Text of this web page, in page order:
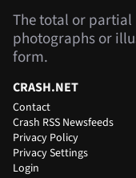
The total or
photographs or
form.
CRASH.NET
Contact
Crash RSS Newsfeeds
Privacy Policy
Privacy Settings
Login